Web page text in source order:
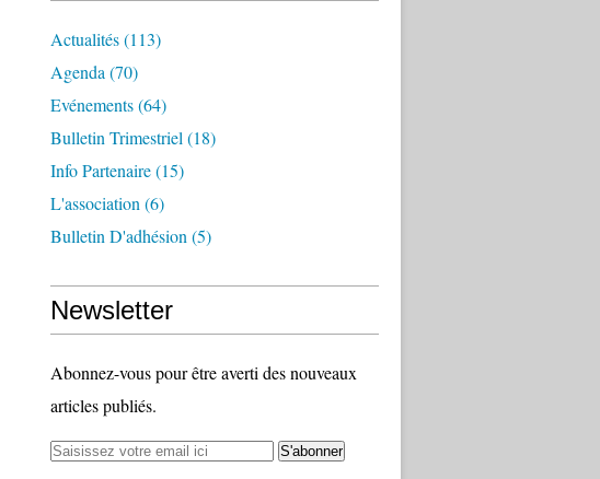
Actualités(113)
Agenda (70)
Evénements(64)
Bulletin Trimestriel (18)
Info Partenaire(15)
L'association (6)
Bulletin D'adhésion (5)
Newsletter
Abonnez-vous pour être averti des nouveaux
articles publiés.